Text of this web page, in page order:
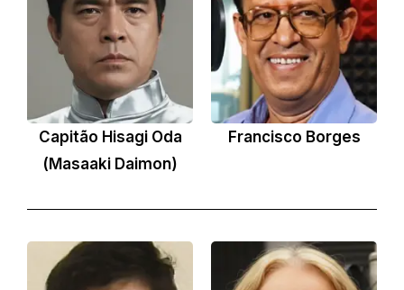
Capitão Hisagi Oda
(Masaaki Daimon)
Francisco Borges